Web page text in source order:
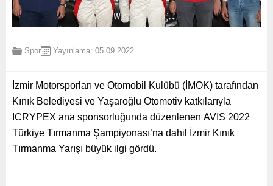
Spor Yayınlama: 05.09.2022
İzmir Motorsporları ve Otomobil Kulübü (İMOK) tarafından
Kınık Belediyesi ve Yaşaroğlu Otomotiv katkılarıyla
ICRYPEX ana sponsorluğunda düzenlenen AVIS 2022
Türkiye Tırmanma Şampiyonası’na dahil İzmir Kınık
Tırmanma Yarışı büyük ilgi gördü.